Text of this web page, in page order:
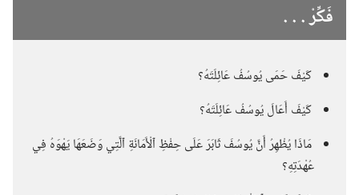
فَكِّرْ .‏ .‏ .‏
كَيْفَ حَمَى يُوسُفُ عَائِلَتَهُ؟‏
كَيْفَ أَعَالَ يُوسُفُ عَائِلَتَهُ؟‏
مَاذَا يُظْهِرُ أَنَّ يُوسُفَ ثَابَرَ عَلَى حِفْظِ ٱلْأَمَانَةِ ٱلَّتِي وَضَعَهَا يَهْوَهُ فِي
عُهْدَتِهِ؟‏